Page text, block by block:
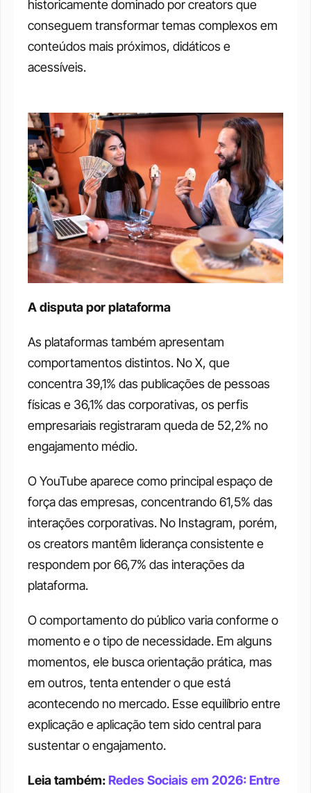
historicamente dominado por creators que
conseguem transformar temas complexos em
conteúdos mais próximos, didáticos e
acessíveis.
A disputa por plataforma
As plataformas também apresentam
comportamentos distintos. No X, que
concentra 39,1% das publicações de pessoas
físicas e 36,1% das corporativas, os perfis
empresariais registraram queda de 52,2% no
engajamento médio.
O YouTube aparece como principal espaço de
força das empresas, concentrando 61,5% das
interações corporativas. No Instagram, porém,
os creators mantêm liderança consistente e
respondem por 66,7% das interações da
plataforma.
O comportamento do público varia conforme o
momento e o tipo de necessidade. Em alguns
momentos, ele busca orientação prática, mas
em outros, tenta entender o que está
acontecendo no mercado. Esse equilíbrio entre
explicação e aplicação tem sido central para
sustentar o engajamento.
Leia também: Redes Sociais em 2026: Entre